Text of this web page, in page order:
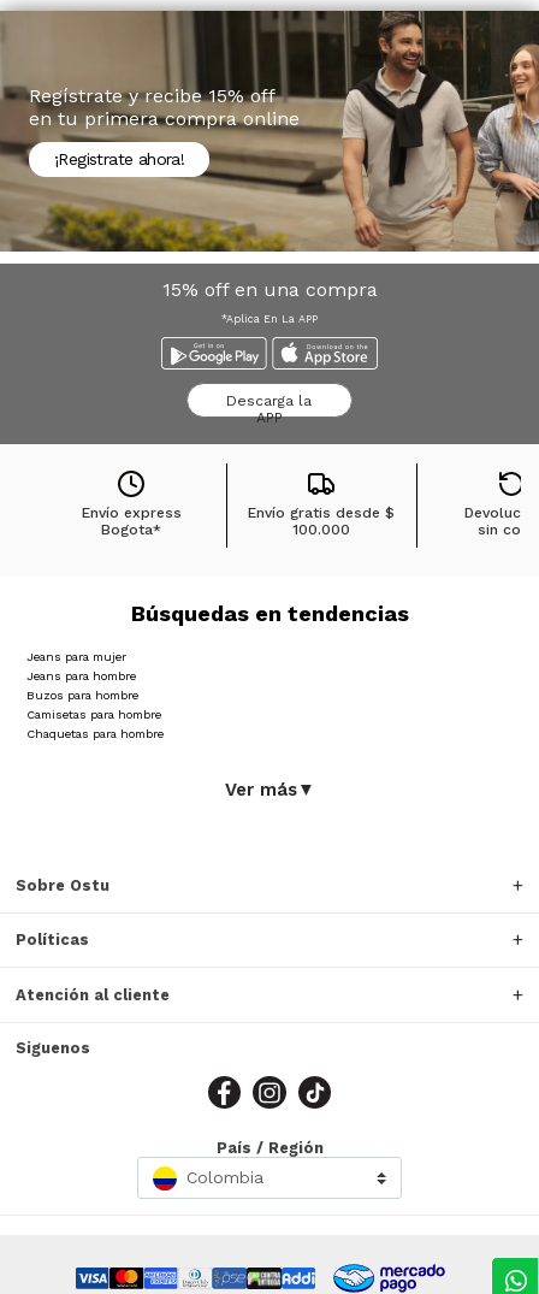
Regístrate y recibe 15% off
en tu primera compra online
¡Registrate ahora!
15% off en una compra
*Aplica En La APP
Descarga la
APP
Envío express
Bogota*
Envío gratis desde$
100.000
sin
Búsquedas en tendencias
Jeans para mujer
Jeans para hombre
Buzos para hombre
Camisetas para hombre
Chaquetas para hombre
Ver más▼
Sobre Ostu
Políticas
Atención al cliente
Siguenos
País / Región
Colombia